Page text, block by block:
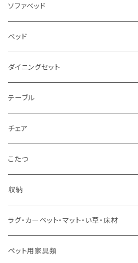
3人掛け
2.5人掛け
2人掛け
1人掛け
カウチソファ
コーナーソファ
ソファセット
スツール・オットマン
ソファ付属品
ソファベッド
ベッド
シングルサイズ以下（フレームのみ）
セミダブルサイズ（フレームのみ）
ダブルサイズ（フレームのみ）
ワイドダブルサイズ以上（フレームのみ）
シングルサイズ以下（マットレス付）
セミダブルサイズ（マットレス付）
ダブルサイズ（マットレス付）
ダイニングセット
ダイニング3点セット以下
ダイニング4点セット
ダイニング5点・6点セット
ダイニング7点セット以上
テーブル
センターテーブル
ダイニングテーブル
カウンターテーブル
リフティングテーブル
サイドテーブル・コーヒーテーブル
チェア
ダイニングチェア
カウンターチェア
キッズチェア
オフィスチェア・ゲーミングチェア
こたつ
こたつテーブル
こたつ布団
コタツ・布団セット
収納
本棚・シェルフ
食器棚・収納庫
ラグ・カーペット・マット・い草・床材
マット・フロアタイル
ペット用家具類